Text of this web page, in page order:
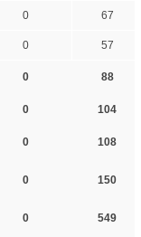
0
67
0 57
0 88
0 104
0 108
0 150
0 549